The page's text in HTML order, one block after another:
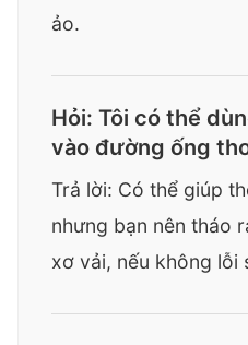
ảo.
Hỏi: Tôi có thể
vào đường ống
Trả lời: Có thể giúp
nhưng bạn nên tháo
xơ vải, nếu không lỗi